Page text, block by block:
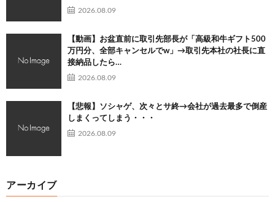
2026.08.09
【動画】お盆直前に取引先部長が「高級和牛ギフト500
万円分、全部キャンセルでw」→取引先本社の社長に直
接納品したら…
2026.08.09
【悲報】ソシャゲ、次々とサ終→会社が過去最多で倒産
しまくってしまう・・・
2026.08.09
アーカイブ